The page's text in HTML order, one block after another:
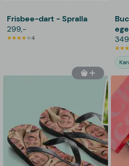
Frisbee-dart - Spralla
299,-
4